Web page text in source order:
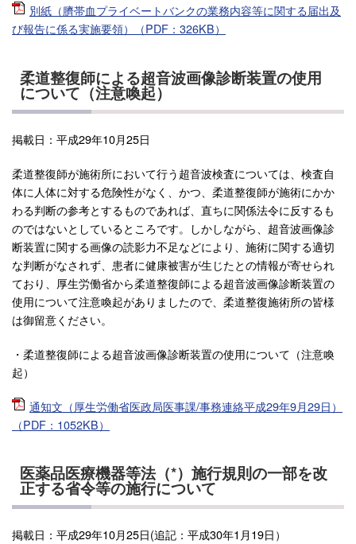
別紙（臍帯血プライベートバンクの業務内容等に関する届出及
び報告に係る実施要領）（PDF：326KB）
柔道整復師による超音波画像診断装置の使用
について（注意喚起）
掲載日：平成29年10月25日
柔道整復師が施術所において行う超音波検査については、検査自
体に人体に対する危険性がなく、かつ、柔道整復師が施術にかか
わる判断の参考とするものであれば、直ちに関係法令に反するも
のではないとしているところです。しかしながら、超音波画像診
断装置に関する画像の読影力不足などにより、施術に関する適切
な判断がなされず、患者に健康被害が生じたとの情報が寄せられ
ており、厚生労働省から柔道整復師による超音波画像診断装置の
使用について注意喚起がありましたので、柔道整復施術所の皆様
は御留意ください。
・柔道整復師による超音波画像診断装置の使用について（注意喚
起）
通知文（厚生労働省医政局医事課/事務連絡平成29年9月29日）
（PDF：1052KB）
医薬品医療機器等法（*）施行規則の一部を改
正する省令等の施行について
掲載日：平成29年10月25日(追記：平成30年1月19日）